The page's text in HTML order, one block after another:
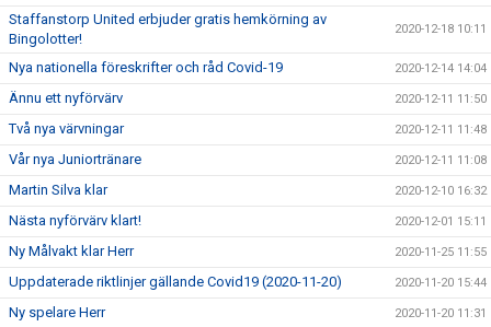
Staffanstorp United erbjuder gratis hemkörning av
Bingolotter!
2020-12-18 10:11
Nya nationella föreskrifter och råd Covid-19 2020-12-14 14:04
Ännu ett nyförvärv 2020-12-11 11:50
Två nya värvningar 2020-12-11 11:48
Vår nya Juniortränare 2020-12-11 11:08
Martin Silva klar 2020-12-10 16:32
Nästa nyförvärv klart! 2020-12-01 15:11
Ny Målvakt klar Herr 2020-11-25 11:55
Uppdaterade riktlinjer gällande Covid19 (2020-11-20) 2020-11-20 15:44
Ny spelare Herr 2020-11-20 11:31